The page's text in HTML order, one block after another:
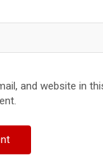
and website in